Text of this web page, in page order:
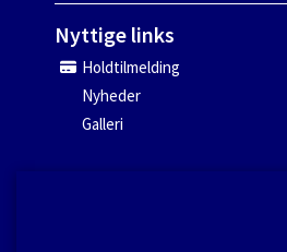
Nyttige links
Holdtilmelding
Nyheder
Galleri